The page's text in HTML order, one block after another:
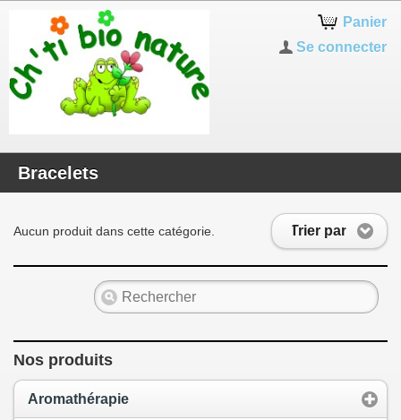
Panier
Se connecter
Bracelets
Trier par
Aucun produit dans cette catégorie.
Nos produits
Aromathérapie